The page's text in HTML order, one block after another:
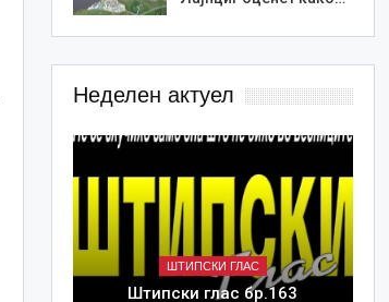
Неделен актуел
ШТИПСКИ ГЛАС
Штипски глас бр.163